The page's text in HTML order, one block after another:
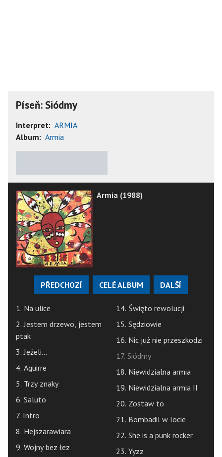
Píseň: Siódmy
Interpret: ARMIA
Album: Armia
Armia (1988)
PŘEDCHOZÍ CELÉ ALBUM DALŠÍ
1. Na ulice
2. Jestem drzewo, jestem
ptak
3. Jeżeli...
4. Aguirre
5. Trzy znaky
6. Saluto
7. Intro
8. Hejszarawiara
9. Wojny bez łez
14. Święto rewolucji
15. Sędziowie
16. Nic już nie przeszkodzi
17. Siódmy
18. Niewidzialna armia
19. Niewidzialna armia II
20. Zostaw to
21. Bombadil w locie
22. She is a punk rocker
23. Yyzz